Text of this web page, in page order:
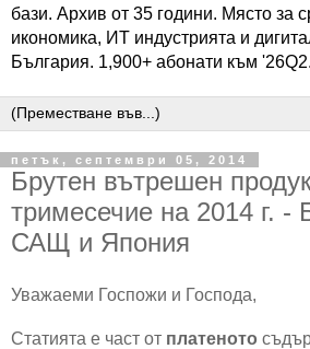
бази. Архив от 35 години. Място за
икономика, ИТ индустрията и
България. 1,900+ абонати към '26Q2.
петък, септември 05, 2014
Брутен вътрешен
тримесечие на 2014 г. -
САЩ и Япония
Уважаеми Госпожи и Господа,
Статията е част от платеното